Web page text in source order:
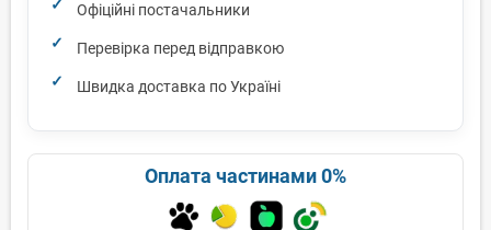
Офіційні постачальники
Перевірка перед відправкою
Швидка доставка по Україні
Оплата частинами 0%